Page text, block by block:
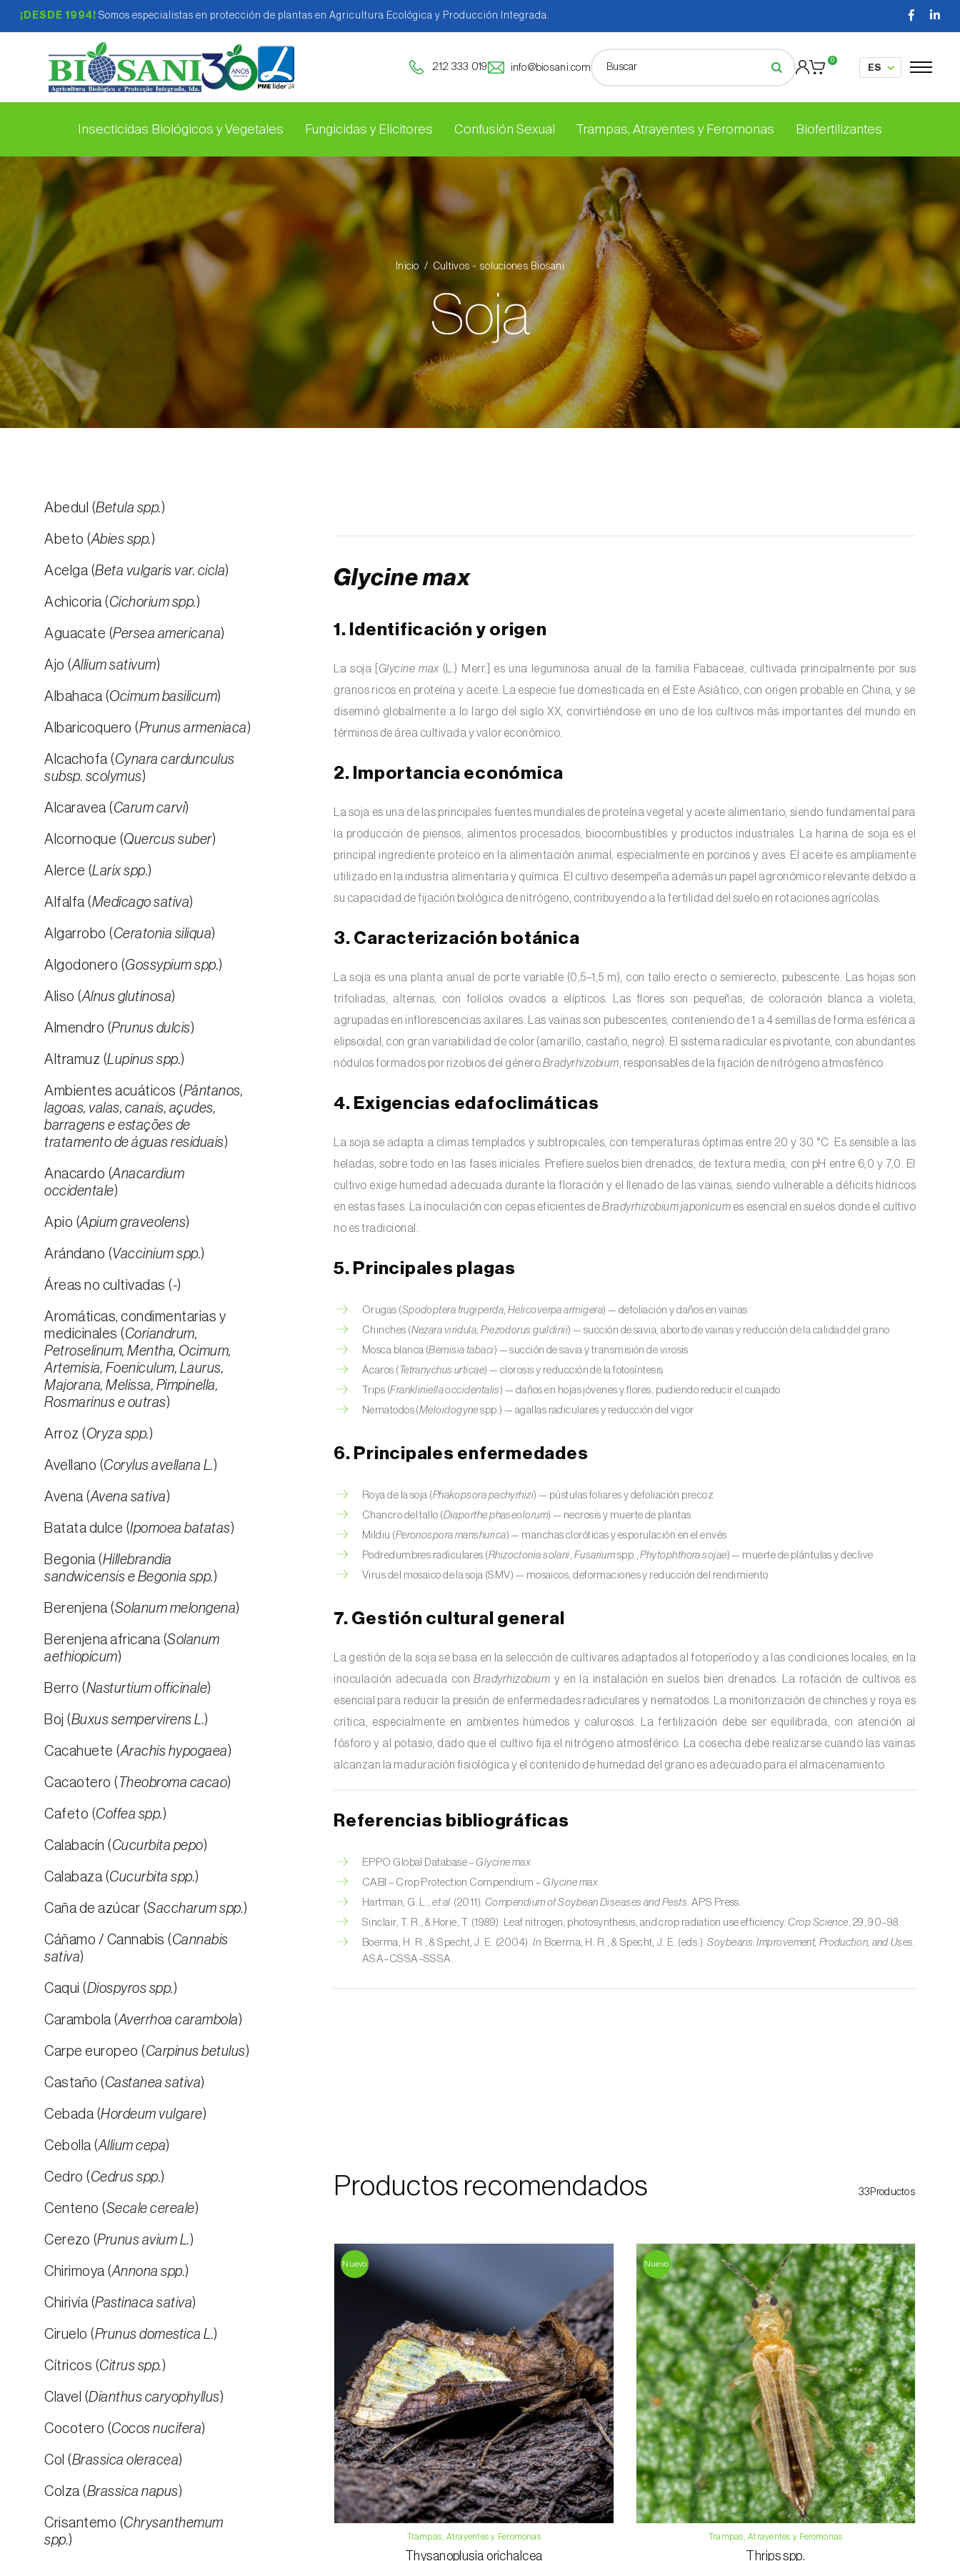
¡DESDE 1994! Somos especialistas en protección de plantas en Agricultura Ecológica y Producción Integrada.
212 333 019 info@biosani.com
0
Insecticidas Biológicos y Vegetales Fungicidas y Elicitores Confusión Sexual Trampas, Atrayentes y Feromonas Biofertilizantes
Inicio Cultivos - soluciones Biosani
Soja
Abedul (Betula spp.)
Abeto (Abies spp.)
Acelga (Beta vulgaris var. cicla)
Achicoria (Cichorium spp.)
Aguacate (Persea americana)
Ajo (Allium sativum)
Albahaca (Ocimum basilicum)
Albaricoquero (Prunus armeniaca)
Alcachofa (Cynara cardunculus
subsp. scolymus)
Alcaravea (Carum carvi)
Alcornoque (Quercus suber)
Alerce (Larix spp.)
Alfalfa (Medicago sativa)
Algarrobo (Ceratonia siliqua)
Algodonero (Gossypium spp.)
Aliso (Alnus glutinosa)
Almendro (Prunus dulcis)
Altramuz (Lupinus spp.)
Ambientes acuáticos (Pântanos,
lagoas, valas, canais, açudes,
barragens e estações de
tratamento de águas residuais)
Anacardo (Anacardium
occidentale)
Apio (Apium graveolens)
Arándano (Vaccinium spp.)
Áreas no cultivadas (-)
Aromáticas, condimentarias y
medicinales (Coriandrum,
Petroselinum, Mentha, Ocimum,
Artemisia, Foeniculum, Laurus,
Majorana, Melissa, Pimpinella,
Rosmarinus e outras)
Arroz (Oryza spp.)
Avellano (Corylus avellana L.)
Avena (Avena sativa)
Batata dulce (Ipomoea batatas)
Begonia (Hillebrandia
sandwicensis e Begonia spp.)
Berenjena (Solanum melongena)
Berenjena africana (Solanum
aethiopicum)
Berro (Nasturtium officinale)
Boj (Buxus sempervirens L.)
Cacahuete (Arachis hypogaea)
Cacaotero ( Theobroma cacao)
Cafeto (Coffea spp.)
Calabacín (Cucurbita pepo)
Calabaza (Cucurbita spp.)
Caña de azúcar (Saccharum spp.)
Cáñamo / Cannabis (Cannabis
sativa)
Caqui (Diospyros spp.)
Carambola (Averrhoa carambola)
Carpe europeo (Carpinus betulus)
Castaño (Castanea sativa)
Cebada (Hordeum vulgare)
Cebolla (Allium cepa)
Cedro (Cedrus spp.)
Centeno (Secale cereale)
Cerezo (Prunus avium L.)
Chirimoya (Annona spp.)
Chirivía (Pastinaca sativa)
Ciruelo (Prunus domestica L.)
Cítricos (Citrus spp.)
Clavel (Dianthus caryophyllus)
Cocotero (Cocos nucifera)
Col (Brassica oleracea)
Colza (Brassica napus)
Crisantemo (Chrysanthemum
spp.)
Glycine max
1. Identificación y origen
La soja [ Glycine max (L.) Merr.] es una leguminosa anual de la familia Fabaceae, cultivada principalmente por sus
granos ricos en proteína y aceite. La especie fue domesticada en el Este Asiático, con origen probable en China, y se
diseminó globalmente a lo largo del siglo XX, convirtiéndose en uno de los cultivos más importantes del mundo en
términos de área cultivada y valor económico.
2. Importancia económica
La soja es una de las principales fuentes mundiales de proteína vegetal y aceite alimentario, siendo fundamental para
la producción de piensos, alimentos procesados, biocombustibles y productos industriales. La harina de soja es el
principal ingrediente proteico en la alimentación animal, especialmente en porcinos y aves. El aceite es ampliamente
utilizado en la industria alimentaria y química. El cultivo desempeña además un papel agronómico relevante debido a
su capacidad de fijación biológica de nitrógeno, contribuyendo a la fertilidad del suelo en rotaciones agrícolas.
3. Caracterización botánica
La soja es una planta anual de porte variable (0,5–1,5 m), con tallo erecto o semierecto, pubescente. Las hojas son
trifoliadas, alternas, con folíolos ovados a elípticos. Las flores son pequeñas, de coloración blanca a violeta,
agrupadas en inflorescencias axilares. Las vainas son pubescentes, conteniendo de 1 a 4 semillas de forma esférica a
elipsoidal, con gran variabilidad de color (amarillo, castaño, negro). El sistema radicular es pivotante, con abundantes
nódulos formados por rizobios del géneroBradyrhizobium , responsables de la fijación de nitrógeno atmosférico.
4. Exigencias edafoclimáticas
La soja se adapta a climas templados y subtropicales, con temperaturas óptimas entre 20 y 30 °C. Es sensible a las
heladas, sobre todo en las fases iniciales. Prefiere suelos bien drenados, de textura media, con pH entre 6,0 y 7,0. El
cultivo exige humedad adecuada durante la floración y el llenado de las vainas, siendo vulnerable a déficits hídricos
en estas fases. La inoculación con cepas eficientes deBradyrhizobium japonicum es esencial en suelos donde el cultivo
no es tradicional.
5. Principales plagas
Orugas (Spodoptera frugiperda, Helicoverpa armigera) — defoliación y daños en vainas
Chinches (Nezara viridula,Piezodorus guildinii) — succión de savia, aborto de vainas y reducción de la calidad del grano
Mosca blanca (Bemisia tabaci) — succión de savia y transmisión de virosis
Ácaros ( Tetranychus urticae) — clorosis y reducción de la fotosíntesis
Trips (Frankliniella occidentalis ) — daños en hojas jóvenes y flores, pudiendo reducir el cuajado
Nematodos (Meloidogyne spp.) — agallas radiculares y reducción del vigor
6. Principales enfermedades
Roya de la soja (Phakopsora pachyrhizi) — pústulas foliares y defoliación precoz
Chancro del tallo (Diaporthe phaseolorum) — necrosis y muerte de plantas
Mildiu (Peronospora manshurica) — manchas cloróticas y esporulación en el envés
Podredumbres radiculares (Rhizoctonia solani, Fusarium spp.,Phytophthora sojae) — muerte de plántulas y declive
Virus del mosaico de la soja (SMV) — mosaicos, deformaciones y reducción del rendimiento
7. Gestión cultural general
La gestión de la soja se basa en la selección de cultivares adaptados al fotoperíodo y a las condiciones locales, en la
inoculación adecuada conBradyrhizobium y en la instalación en suelos bien drenados. La rotación de cultivos es
esencial para reducir la presión de enfermedades radiculares y nematodos. La monitorización de chinches y roya es
crítica, especialmente en ambientes húmedos y calurosos. La fertilización debe ser equilibrada, con atención al
fósforo y al potasio, dado que el cultivo fija el nitrógeno atmosférico. La cosecha debe realizarse cuando las vainas
alcanzan la maduración fisiológica y el contenido de humedad del grano es adecuado para el almacenamiento.
Referencias bibliográficas
EPPO Global Database –Glycine max
CABI – Crop Protection Compendium –Glycine max
Hartman, G. L.,et al. (2011). Compendium of Soybean Diseases and Pests. APS Press.
Sinclair, T. R., & Horie, T. (1989). Leaf nitrogen, photosynthesis, and crop radiation use efficiency.Crop Science, 29, 90–98.
Boerma, H. R., & Specht, J. E. (2004).In: Boerma, H. R., & Specht, J. E. (eds.).Soybeans: Improvement, Production, and Uses .
ASA–CSSA–SSSA.
Productos recomendados 33Productos
Nuevo
Trampas, Atrayentes y Feromonas
Thysanoplusia orichalcea
Nuevo
Trampas, Atrayentes y Feromonas
Thrips spp.